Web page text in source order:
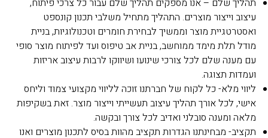
תהליך שלם – אנו מספקים תהליך שלם עבור כל צרכי פיתוח,
עיצוב וייצור מוצרים. התהליך מתחיל משלבי תכנון קונספט
ואסטרטגיית מוצר וממשיך לבחירת חומרים וטכנולוגיות, בניית
מודל תלת מימד ממוחשב, בניית אב טיפוס ועד לפיתוח מוצר סופי
עם מענה שלם לכל צורכי שינועו ושיווקו לרבות עיצוב אריזות
ועמדות תצוגה.
ליווי מלא- כל לקוח של חברתנו זוכה לליווי מקצועי צמוד וליחס
אישי, לכל אורך תהליך עיצוב תעשייתי וייצור מוצר. זאת בשקיפות
מלאה ומענה סובלני ואדיב לכל צורך ובקשה.
תקציב- מבחינתנו הגדרות תקציב מהוות בסיס לתכנון מוצרים ואנו